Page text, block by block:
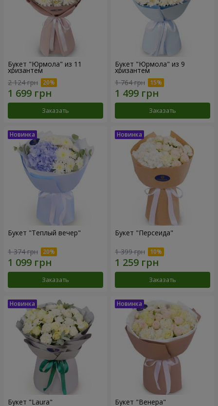
Букет "Юрмола" из 11
хризантем
2 124 грн
Заказать
Букет "Юрмола" из 9
хризантем
1 764 грн
Заказать
Букет "Теплый вечер"
1 374 грн
Заказать
Букет "Персеида"
1 399 грн
Заказать
Букет "Laura" Букет "Венера"